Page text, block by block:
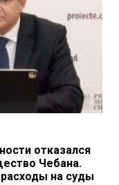
отказался
Чебана.
на суды